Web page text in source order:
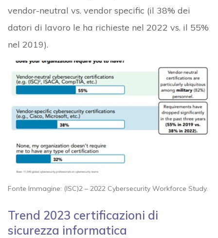
vendor-neutral vs. vendor specific (il 38% dei
datori di lavoro le ha richieste nel 2022 vs. il 55%
nel 2019).
Fonte Immagine: (ISC)2 – 2022 Cybersecurity Workforce Study.
Trend 2023 certificazioni di
sicurezza informatica